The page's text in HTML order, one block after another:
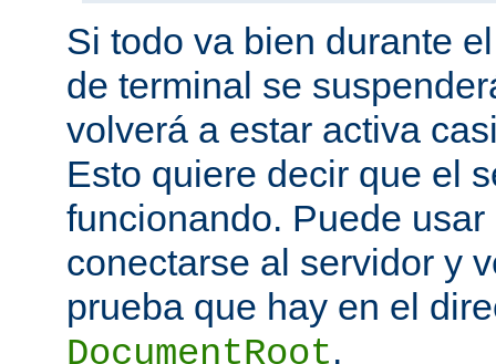
Si todo va bien durante
de terminal se
volverá a estar activa
Esto quiere decir que el
funcionando. Puede
conectarse al servidor y
prueba que hay en el
DocumentRoot.